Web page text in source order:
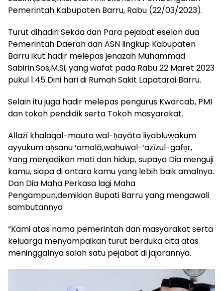
Pemerintah Kabupaten Barru, Rabu (22/03/2023).
Turut dihadiri Sekda dan Para pejabat eselon dua
Pemerintah Daerah dan ASN lingkup Kabupaten
Barru ikut hadir melepas jenazah Muhammad
Sabirin.Sos,M.Si, yang wafat pada Rabu 22 Maret 2023
pukul 1.45 Dini hari di Rumah Sakit Lapatarai Barru.
Selain itu juga hadir melepas pengurus Kwarcab, PMI
dan tokoh pendidik serta Tokoh masyarakat.
Allażī khalaqal-mauta wal-ḥayāta liyabluwakum
ayyukum aḥsanu ‘amalā,wahuwal-‘azīzul-gafụr,
Yang menjadikan mati dan hidup, supaya Dia menguji
kamu, siapa di antara kamu yang lebih baik amalnya.
Dan Dia Maha Perkasa lagi Maha
Pengampun,demikian Bupati Barru yang mengawali
sambutannya
“Kami atas nama pemerintah dan masyarakat serta
keluarga menyampaikan turut berduka cita atas
meninggalnya salah satu pejabat di jajarannya.